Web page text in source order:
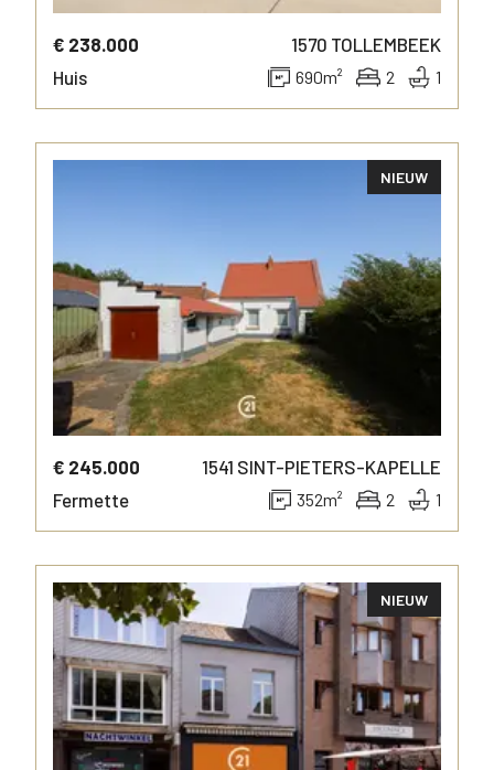
€ 238.000 1570 TOLLEMBEEK
Huis
690m² 2 1
MEER INFO
NIEUW
€ 245.000 1541 SINT-PIETERS-KAPELLE
Fermette
352m² 2 1
NIEUW